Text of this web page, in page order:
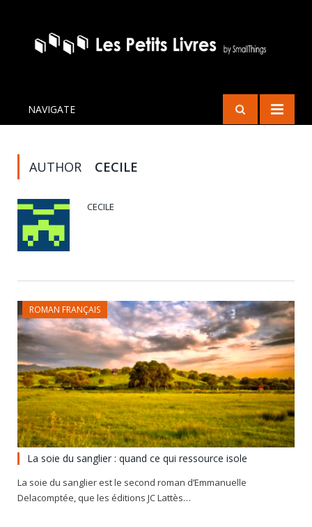
NAVIGATE
AUTHOR CECILE
CECILE
ROMAN FRANÇAIS
La soie du sanglier : quand ce qui ressource isole
La soie du sanglier est le second roman d’Emmanuelle
Delacomptée, que les éditions JC Lattès…